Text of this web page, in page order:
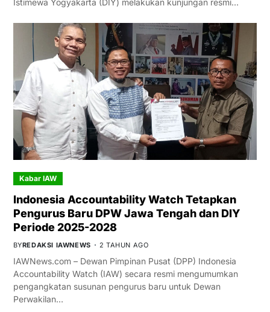
Kabar IAW
Indonesia Accountability Watch Tetapkan
Pengurus Baru DPW Jawa Tengah dan DIY
Periode 2025-2028
BYREDAKSI IAWNEWS 2 TAHUN AGO
IAWNews.com – Dewan Pimpinan Pusat (DPP) Indonesia
Accountability Watch (IAW) secara resmi mengumumkan
pengangkatan susunan pengurus baru untuk Dewan
Perwakilan…